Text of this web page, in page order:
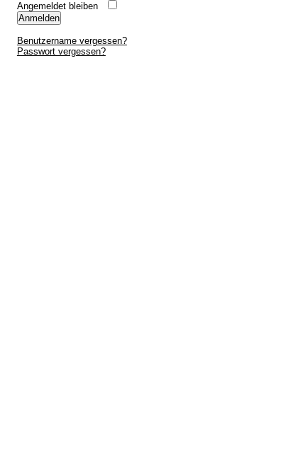
Angemeldet bleiben
Anmelden
Benutzername vergessen?
Passwort vergessen?